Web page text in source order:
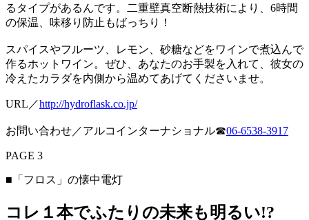
るタイプがあるんです。二重壁真空断熱技術により、6時間
の保温、味移り防止もばっちり！
スパイスやフルーツ、レモン、砂糖などをワインで煮込んで
作るホットワイン。ぜひ、あなたのお手製を入れて、彼女の
冷えたカラダを内側から温めてあげてくださいませ。
URL／http://hydroflask.co.jp/
お問い合わせ／アルコインターナショナル☎︎06-6538-3917
PAGE 3
■「フロス」の懐中電灯
コレ１本でふたりの未来も明るい!?